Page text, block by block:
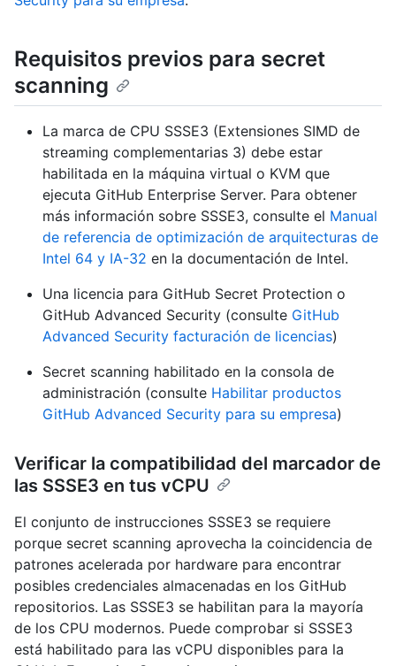
Requisitos previos para secret
scanning
La marca de CPU SSSE3 (Extensiones SIMD de
streaming complementarias 3) debe estar
habilitada en la máquina virtual o KVM que
ejecuta GitHub Enterprise Server. Para obtener
más información sobre SSSE3, consulte el Manual
de referencia de optimización de arquitecturas de
Intel 64 y IA-32 en la documentación de Intel.
Una licencia para GitHub Secret Protection o
GitHub Advanced Security (consulte GitHub
Advanced Security facturación de licencias)
Secret scanning habilitado en la consola de
administración (consulte Habilitar productos
GitHub Advanced Security para su empresa)
Verificar la compatibilidad del marcador de
las SSSE3 en tus vCPU
El conjunto de instrucciones SSSE3 se requiere
porque secret scanning aprovecha la coincidencia de
patrones acelerada por hardware para encontrar
posibles credenciales almacenadas en los GitHub
repositorios. Las SSSE3 se habilitan para la mayoría
de los CPU modernos. Puede comprobar si SSSE3
está habilitado para las vCPU disponibles para la